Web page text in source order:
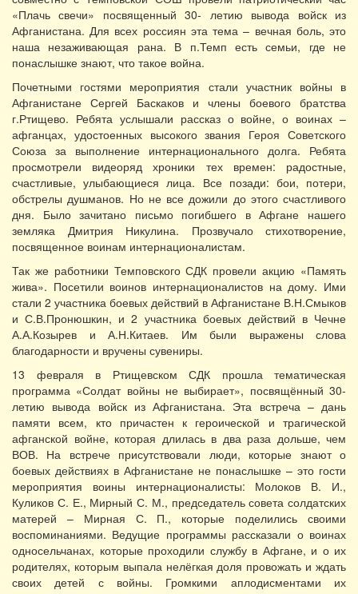
«Плачь свечи» посвященный 30- летию вывода войск из
Афганистана. Для всех россиян эта тема – вечная боль, это
наша незаживающая рана. В п.Темп есть семьи, где не
понаслышке знают, что такое война.
Почетными гостями мероприятия стали участник войны в
Афганистане Сергей Баскаков и члены боевого братства
г.Ртищево. Ребята услышали рассказ о войне, о воинах –
афганцах, удостоенных высокого звания Героя Советского
Союза за выполнение интернационального долга. Ребята
просмотрели видеоряд хроники тех времен: радостные,
счастливые, улыбающиеся лица. Все позади: бои, потери,
обстрелы душманов. Но не все дожили до этого счастливого
дня. Было зачитано письмо погибшего в Афгане нашего
земляка Дмитрия Никулина. Прозвучало стихотворение,
посвященное воинам интернационалистам.
Так же работники Темповского СДК провели акцию «Память
жива». Посетили воинов интернационалистов на дому. Ими
стали 2 участника боевых действий в Афганистане В.Н.Смыков
и С.В.Пронюшкин, и 2 участника боевых действий в Чечне
А.А.Козырев и А.Н.Китаев. Им были выражены слова
благодарности и вручены сувениры.
13 февраля в Ртищевском СДК прошла тематическая
программа «Солдат войны не выбирает», посвящённый 30-
летию вывода войск из Афганистана. Эта встреча – дань
памяти всем, кто причастен к героической и трагической
афганской войне, которая длилась в два раза дольше, чем
ВОВ. На встрече присутствовали люди, которые знают о
боевых действиях в Афганистане не понаслышке – это гости
мероприятия воины интернационалисты: Молоков В. И.,
Куликов С. Е., Мирный С. М., председатель совета солдатских
матерей – Мирная С. П., которые поделились своими
воспоминаниями. Ведущие программы рассказали о воинах
односельчанах, которые проходили службу в Афгане, и о их
родителях, которым выпала нелёгкая доля провожать и ждать
своих детей с войны. Громкими аплодисментами их